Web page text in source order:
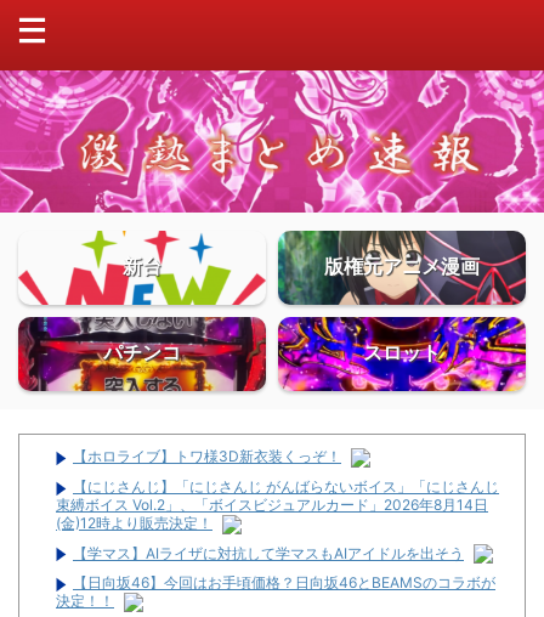
新台 版権元アニメ漫画
パチンコ スロット
【ホロライブ】トワ様3D新衣装くっぞ！
【にじさんじ】「にじさんじ がんばらないボイス」「にじさんじ
束縛ボイス Vol.2」、「ボイスビジュアルカード」2026年8月14日
(金)12時より販売決定！
【学マス】AIライザに対抗して学マスもAIアイドルを出そう
【日向坂46】今回はお手頃価格？日向坂46とBEAMSのコラボが
決定！！